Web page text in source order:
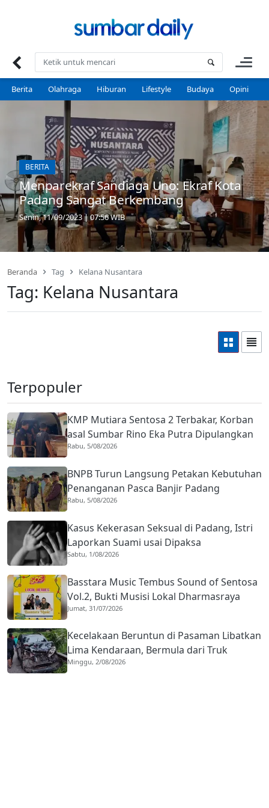
Berita Olahraga Hiburan Lifestyle Budaya Opini
BERITA
Menparekraf Sandiaga Uno: Ekraf Kota
Padang Sangat Berkembang
Senin, 11/09/2023 | 07:56 WIB
Beranda Tag Kelana Nusantara
Tag: Kelana Nusantara
Terpopuler
KMP Mutiara Sentosa 2 Terbakar, Korban
asal Sumbar Rino Eka Putra Dipulangkan
ke Agam
Rabu, 5/08/2026
BNPB Turun Langsung Petakan Kebutuhan
Penanganan Pasca Banjir Padang
Rabu, 5/08/2026
Kasus Kekerasan Seksual di Padang, Istri
Laporkan Suami usai Dipaksa
Berhubungan dengan Pria Asing
Sabtu, 1/08/2026
Basstara Music Tembus Sound of Sentosa
Vol.2, Bukti Musisi Lokal Dharmasraya
Mampu Bersaing di Panggung Nasional
Jumat, 31/07/2026
Kecelakaan Beruntun di Pasaman Libatkan
Lima Kendaraan, Bermula dari Truk
Diduga Rem Blong
Minggu, 2/08/2026